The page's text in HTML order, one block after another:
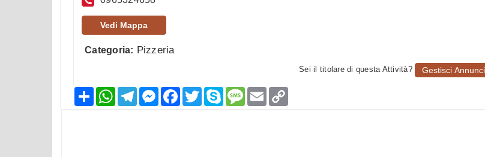
Vedi Mappa
Categoria: Pizzeria
Sei il titolare di questa Attività? Gestisci
CondividiWhatsAppTelegramMessenger
Facebook
TwitterSkypeMessage
Email